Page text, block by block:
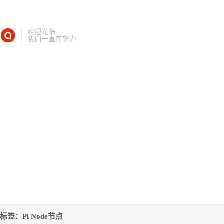
欢迎光临
我们一直在努力
标签：Pi Node节点